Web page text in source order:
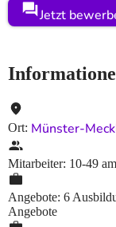
Jetzt
Ort: Münster-
Mitarbeiter: 10-49
Angebote: 6
Angebote